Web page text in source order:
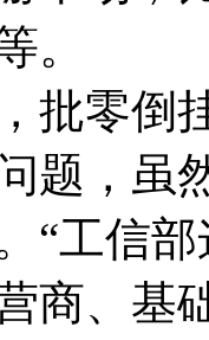
。
批零倒
题，虽
“工信
商、基